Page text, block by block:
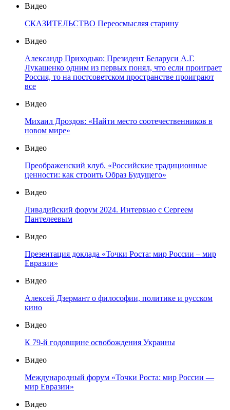
Видео
СКАЗИТЕЛЬСТВО Переосмысляя старину
Видео
Александр Приходько: Президент Беларуси А.Г.
Лукашенко одним из первых понял, что если проиграет
Россия, то на постсоветском пространстве проиграют
все
Видео
Михаил Дроздов: «Найти место соотечественников в
новом мире»
Видео
Преображенский клуб. «Российские традиционные
ценности: как строить Образ Будущего»
Видео
Ливадийский форум 2024. Интервью с Сергеем
Пантелеевым
Видео
Презентация доклада «Точки Роста: мир России – мир
Евразии»
Видео
Алексей Дзермант о философии, политике и русском
кино
Видео
К 79-й годовщине освобождения Украины
Видео
Международный форум «Точки Роста: мир России —
мир Евразии»
Видео